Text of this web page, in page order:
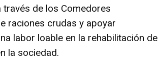
través de los Comedores
raciones crudas y apoyar
labor loable en la rehabilitación de
la sociedad.